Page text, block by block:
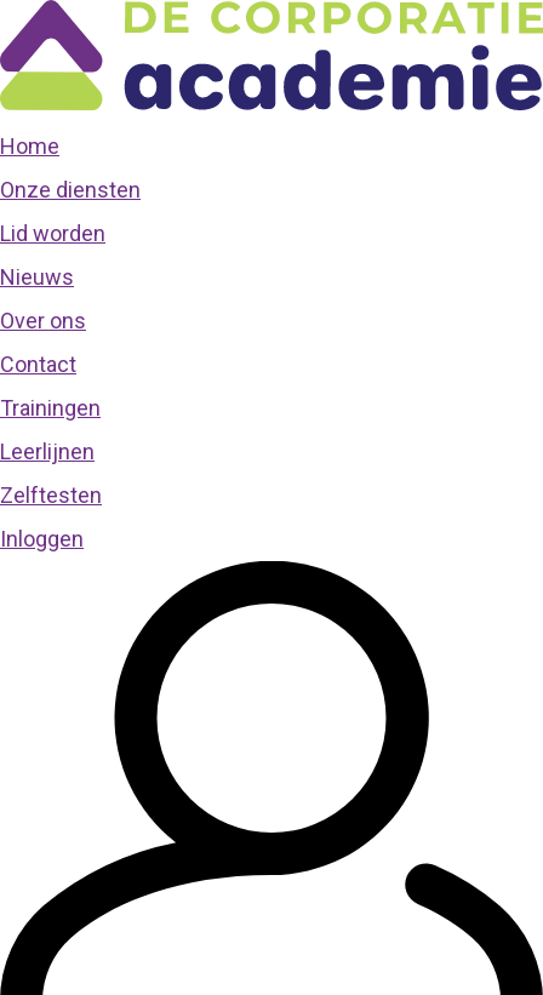
Home
Onze diensten
Lid worden
Nieuws
Over ons
Contact
Trainingen
Leerlijnen
Zelftesten
Inloggen